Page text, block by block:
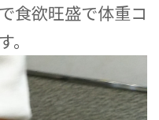
食欲旺盛で体重コ